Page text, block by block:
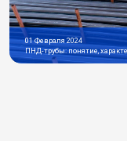
01 Февраля 2024
ПНД-трубы: понятие,